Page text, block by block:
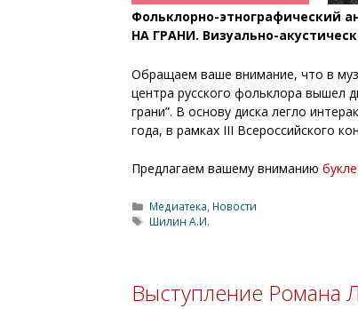
Фольклорно-этнографический
НА ГРАНИ. Визуально-
Обращаем ваше внимание, что в
центра русского фольклора вышел
грани”. В основу диска легло
года, в рамках III Всероссийского
Предлагаем вашему вниманию
Рубрики
Медиатека Новости
Метки
Шилин А.И.
Выступление Романа